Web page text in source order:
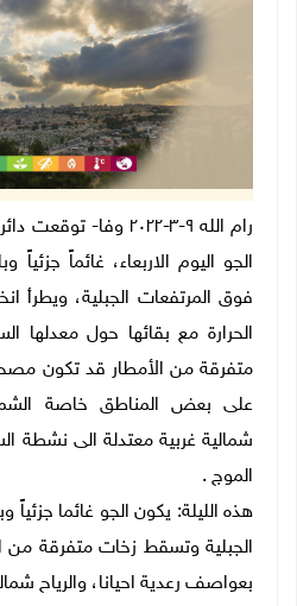
رام الله ٩-٣-٢٠٢٢ وفا-
الجو اليوم الاربعاء، غائماً جزئياً
فوق المرتفعات الجبلية،
الحرارة مع بقائها حول معدلها
متفرقة من الأمطار قد تكون
على بعض المناطق خاصة
شمالية غربية معتدلة الى نشطة
الموج .
هذه الليلة: يكون الجو غائما
الجبلية وتسقط زخات متفرقة
بعواصف رعدية احيانا، والرياح